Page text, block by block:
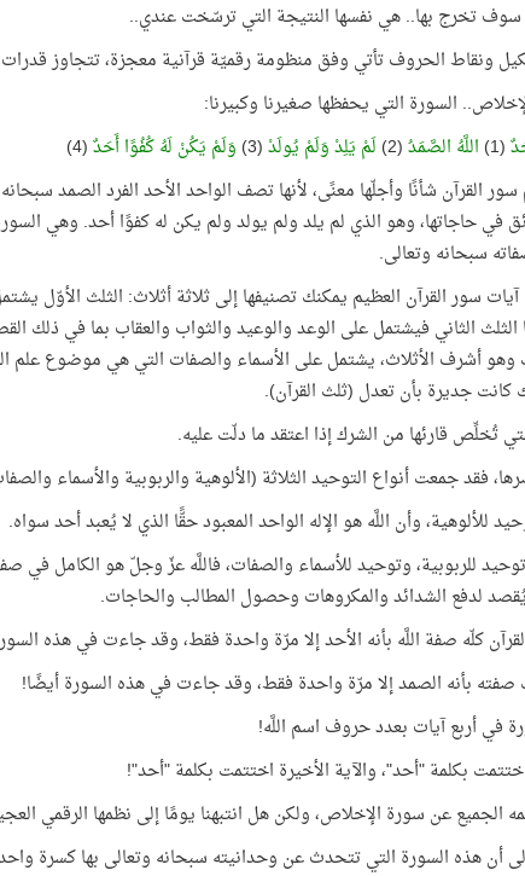
سوف تخرج بها.. هي نفسها النتيجة التي ترسّخت عندي..
ونقاط الحروف تأتي وفق منظومة رقميّة قرآنية معجزة، تتجاوز قدرات
السورة التي يحفظها صغيرنا وكبيرنا:
(1) اللَّهُ الصَّمَدُ(2) لَمْ يَلِدْ وَلَمْ يُولَدْ(3) وَلَمْ يَكُنْ لَهُ كُفُوًا أَحَدٌ(4)
القرآن شأنًا وأجلّها معنًى، لأنها تصف الواحد الأحد الفرد الصمد
في حاجاتها، وهو الذي لم يلد ولم يولد ولم يكن له كفوًا أحد. وهي
سبحانه وتعالى.
سور القرآن العظيم يمكنك تصنيفها إلى ثلاثة أثلاث: الثلث الأوّل
الثلث الثاني فيشتمل على الوعد والوعيد والثواب والعقاب بما في ذلك
وهو أشرف الأثلاث، يشتمل على الأسماء والصفات التي هي موضوع علم
كانت جديرة بأن تعدل (ثلث القرآن).
تُخلِّص قارئها من الشرك إذا اعتقد ما دلّت عليه.
فقد جمعت أنواع التوحيد الثلاثة (الألوهية والربوبية والأسماء
للألوهية، وأن اللَّه هو الإله الواحد المعبود حقًّا الذي لا يُعبد أحد سواه.
للربوبية، وتوحيد للأسماء والصفات، فاللَّه عزّ وجلّ هو الكامل في
لدفع الشدائد والمكروهات وحصول المطالب والحاجات.
كلّه صفة اللَّه بأنه الأحد إلا مرّة واحدة فقط، وقد جاءت في هذه
صفته بأنه الصمد إلا مرّة واحدة فقط، وقد جاءت في هذه السورة أيضًا!
في أربع آيات بعدد حروف اسم اللَّه!
اختتمت بكلمة "أحد"، والآية الأخيرة اختتمت بكلمة "أحد"!
الجميع عن سورة الإخلاص، ولكن هل انتبهنا يومًا إلى نظمها الرقمي
أن هذه السورة التي تتحدث عن وحدانيته سبحانه وتعالى بها كسرة